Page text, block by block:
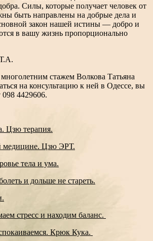
Силы, которые получает человек от
быть направлены на добрые дела и
закон нашей истины — добро и
в вашу жизнь пропорционально
стажем Волкова Татьяна
на консультацию к ней в Одессе, вы
4429606.
Цзю терапия.
медицине. Цзю ЭРТ.
тела и ума.
и дольше не стареть.
стресс и находим баланс.
Крюк Кука.